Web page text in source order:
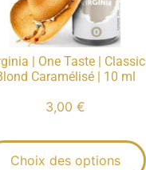
| One Taste | Classic
Caramélisé | 10 ml
3,00 €
Choix des options